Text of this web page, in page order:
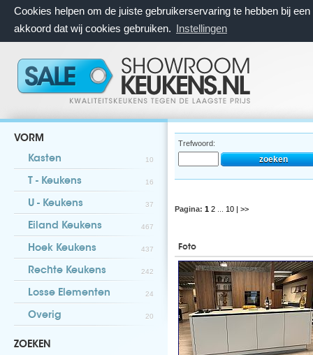
Cookies helpen om de juiste gebruikerservaring te hebben bij
akkoord dat wij cookies gebruiken. Instellingen
VORM
Kasten 10
T - Keukens 16
U - Keukens 37
Eiland Keukens 467
Hoek Keukens 437
Rechte Keukens 242
Losse Elementen 24
Overig 20
ZOEKEN
Trefwoord:
Pagina: 1 2 10 | >>
Foto